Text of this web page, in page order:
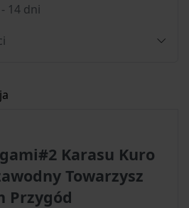
14 dni
Karasu Kuro
Towarzysz
Przygód